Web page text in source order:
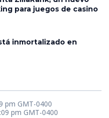
para juegos de casino
inmortalizado en
pm GMT-0400
pm GMT-0400